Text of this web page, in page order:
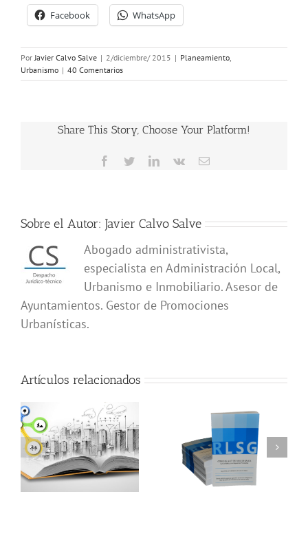
Facebook WhatsApp
Por Javier Calvo Salve | 2/diciembre/ 2015 | Planeamiento
Urbanismo | 40 Comentarios
Share This Story, Choose Your Platform!
Facebook
TwitterLinkedIn
Vk
Correo
Sobre el Autor: Javier Calvo Salve
Abogado administrativista,
especialista en Administración Local,
Urbanismo e Inmobiliario. Asesor de
Ayuntamientos. Gestor de Promociones
Urbanísticas.
Artículos relacionados